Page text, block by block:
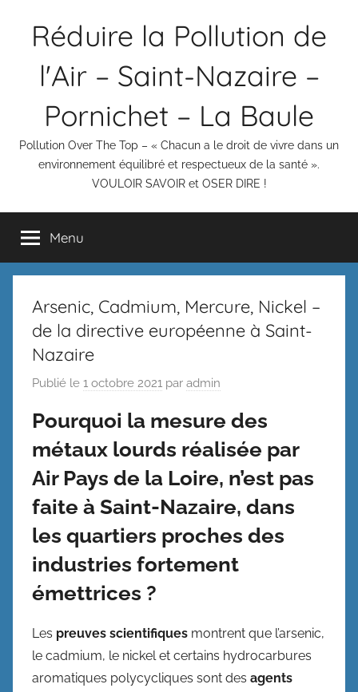
Réduire la Pollution de
l'Air – Saint-Nazaire –
Pornichet – La Baule
Pollution Over The Top – « Chacun a le droit de vivre dans un
environnement équilibré et respectueux de la santé ».
VOULOIR SAVOIR et OSER DIRE !
Menu
Arsenic, Cadmium, Mercure, Nickel –
de la directive européenne à Saint-
Nazaire
Publié le 1 octobre 2021 par admin
Pourquoi la mesure des
métaux lourds réalisée par
Air Pays de la Loire, n’est pas
faite à Saint-Nazaire, dans
les quartiers proches des
industries fortement
émettrices ?
Les preuves scientifiques montrent que l’arsenic,
le cadmium, le nickel et certains hydrocarbures
aromatiques polycycliques sont des agents